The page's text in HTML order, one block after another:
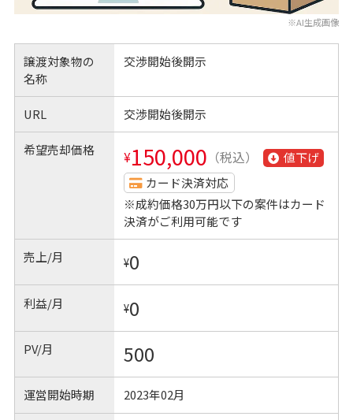
※AI生成画像
譲渡対象物の
名称
交渉開始後開示
URL 交渉開始後開示
希望売却価格 ¥150,000 （税込）
値下げ
カード決済対応
※成約価格30万円以下の案件はカード
決済がご利用可能です
売上/月 ¥0
利益/月 ¥0
PV/月 500
運営開始時期 2023年02月